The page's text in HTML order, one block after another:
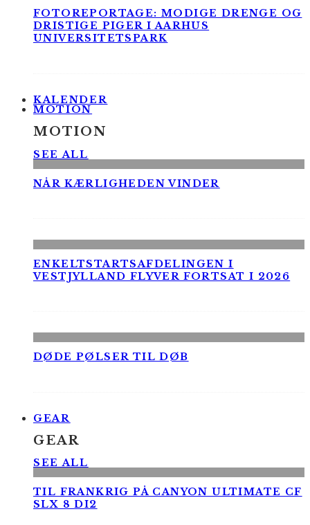
FOTOREPORTAGE: MODIGE DRENGE OG
DRISTIGE PIGER I AARHUS
UNIVERSITETSPARK
KALENDER
MOTION
MOTION
SEE ALL
NÅR KÆRLIGHEDEN VINDER
ENKELTSTARTSAFDELINGEN I
VESTJYLLAND FLYVER FORTSAT I 2026
DØDE PØLSER TIL DØB
GEAR
GEAR
SEE ALL
TIL FRANKRIG PÅ CANYON ULTIMATE CF
SLX 8 DI2